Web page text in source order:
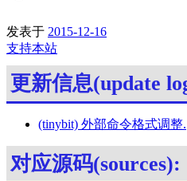
发表于 2015-12-16
支持本站
更新信息(update
(tinybit) 外部命令格式调整.
对应源码(sources):